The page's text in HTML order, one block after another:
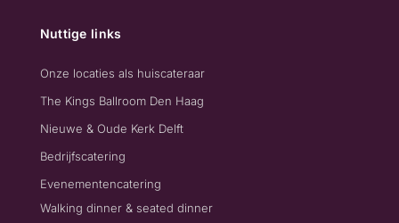
Nuttige links
Onze locaties als huiscateraar
The Kings Ballroom Den Haag
Nieuwe & Oude Kerk Delft
Bedrijfscatering
Evenementencatering
Walking dinner & seated dinner